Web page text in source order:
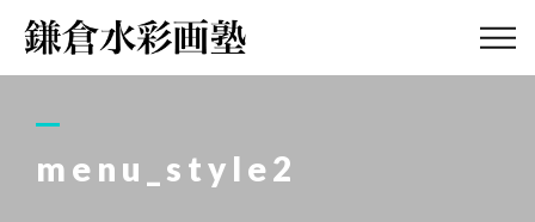
menu_style2
ABOUT
LESSON